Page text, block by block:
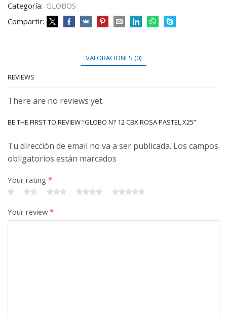
Categoría: GLOBOS
Compartir:
VALORACIONES (0)
REVIEWS
There are no reviews yet.
BE THE FIRST TO REVIEW “GLOBO N? 12 CBX ROSA PASTEL X25”
Tu dirección de email no va a ser publicada. Los campos
obligatorios están marcados
Your rating *
Your review*